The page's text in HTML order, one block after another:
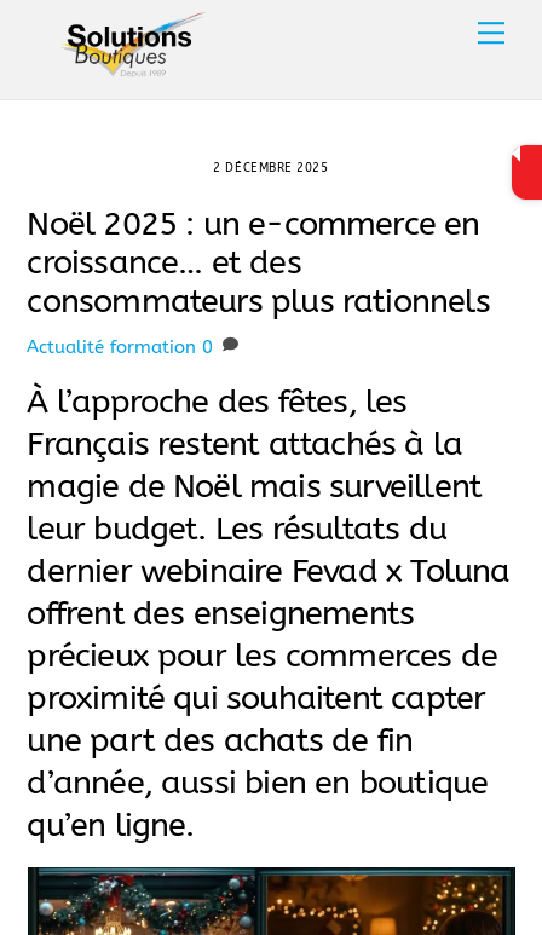
2 DÉCEMBRE 2025
Noël 2025 : un e-commerce en
croissance… et des
consommateurs plus rationnels
Actualité formation 0
À l’approche des fêtes, les
Français restent attachés à la
magie de Noël mais surveillent
leur budget. Les résultats du
dernier webinaire Fevad x Toluna
offrent des enseignements
précieux pour les commerces de
proximité qui souhaitent capter
une part des achats de fin
d’année, aussi bien en boutique
qu’en ligne.